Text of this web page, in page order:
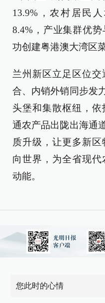
13.9%，农村居民
8.4%，产业集群优
功创建粤港澳大湾区
兰州新区立足区位
合、内销外销同步发
头堡和集散枢纽，
通农产品出陇出海通
质升级，让更多新
向世界，为全省现
动能。
您此时的心情